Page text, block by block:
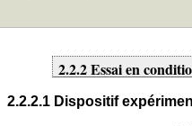
2.2.2 Essai en
2.2.2.1 Dispositif